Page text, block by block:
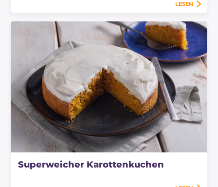
LESEN
Superweicher Karottenkuchen